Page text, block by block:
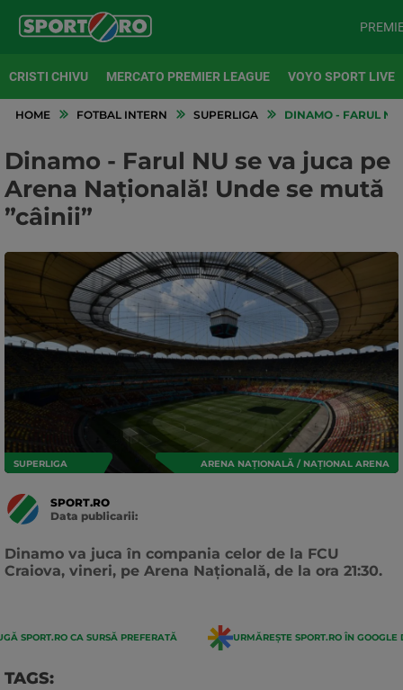
CRISTI CHIVU MERCATO PREMIER LEAGUE VOYO SPORT LIVE
HOME FOTBAL INTERN SUPERLIGA DINAMO - FARUL
Dinamo - Farul NU se va juca pe
Arena Națională! Unde se mută
”câinii”
SUPERLIGA ARENA NAȚIONALĂ / NAȚIONAL ARENA
SPORT.RO
Data publicarii:
Dinamo va juca în compania celor de la FCU
Craiova, vineri, pe Arena Națională, de la ora 21:30.
SPORT.RO CA SURSĂ PREFERATĂ URMĂREȘTE SPORT.RO ÎN GOOGLE
TAGS: